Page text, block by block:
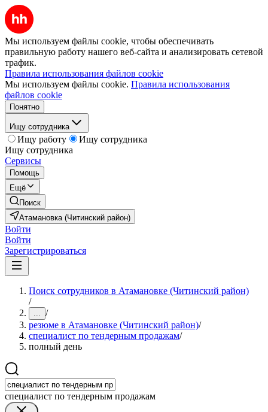
Мы используем файлы cookie, чтобы обеспечивать
правильную работу нашего веб-сайта и анализировать сетевой
трафик.
Правила использования файлов cookie
Мы используем файлы cookie. Правила использования
файлов cookie
Понятно
Ищу сотрудника
Ищу работу
Ищу сотрудника
Ищу сотрудника
Сервисы
Помощь
Ещё
Поиск
Атамановка (Читинский район)
Войти
Войти
Зарегистрироваться
Поиск сотрудников в Атамановке (Читинский район)
/
... /
резюме в Атамановке (Читинский район)/
специалист по тендерным продажам/
полный день
специалист по тендерным продажам